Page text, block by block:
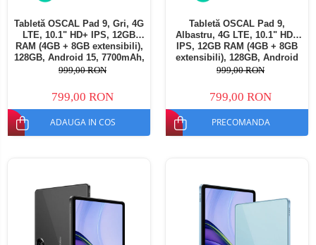
Tabletă OSCAL Pad 9, Gri, 4G
LTE, 10.1" HD+ IPS, 12GB
RAM (4GB + 8GB extensibili),
128GB, Android 15, 7700mAh,
Dual SIM
999,00 RON
799,00 RON
ADAUGA IN COS
Tabletă OSCAL Pad 9,
Albastru, 4G LTE, 10.1" HD+
IPS, 12GB RAM (4GB + 8GB
extensibili), 128GB, Android
15, 7700mAh, Dual SIM
999,00 RON
799,00 RON
PRECOMANDA